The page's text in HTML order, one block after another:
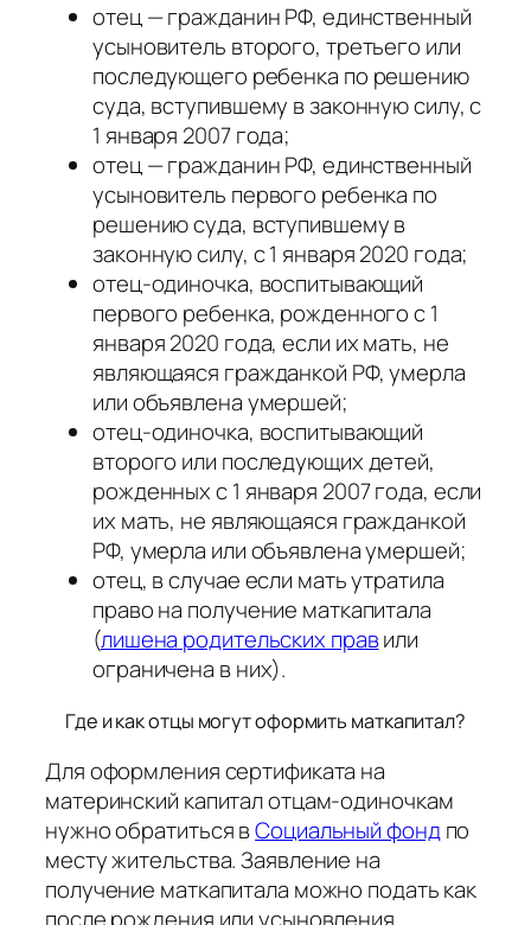
отец — гражданин РФ, единственный
усыновитель второго, третьего или
последующего ребенка по решению
суда, вступившему в законную силу, с
1 января 2007 года;
отец — гражданин РФ, единственный
усыновитель первого ребенка по
решению суда, вступившему в
законную силу, с 1 января 2020 года;
отец-одиночка, воспитывающий
первого ребенка, рожденного с 1
января 2020 года, если их мать, не
являющаяся гражданкой РФ, умерла
или объявлена умершей;
отец-одиночка, воспитывающий
второго или последующих детей,
рожденных с 1 января 2007 года, если
их мать, не являющаяся гражданкой
РФ, умерла или объявлена умершей;
отец, в случае если мать утратила
право на получение маткапитала
(лишена родительских правили
ограничена в них).
Где и как отцы могут оформить маткапитал?
Для оформления сертификата на
материнский капитал отцам-одиночкам
нужно обратиться вСоциальный фондпо
месту жительства. Заявление на
получение маткапитала можно подать как